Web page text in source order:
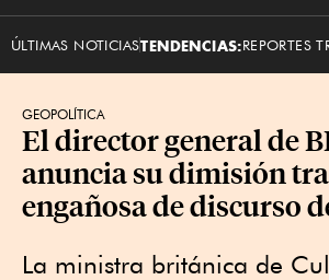
ÚLTIMAS NOTICIASTENDENCIAS:REPORTES
GEOPOLÍTICA
El director general de
anuncia su dimisión
engañosa de discurso
La ministra británica de